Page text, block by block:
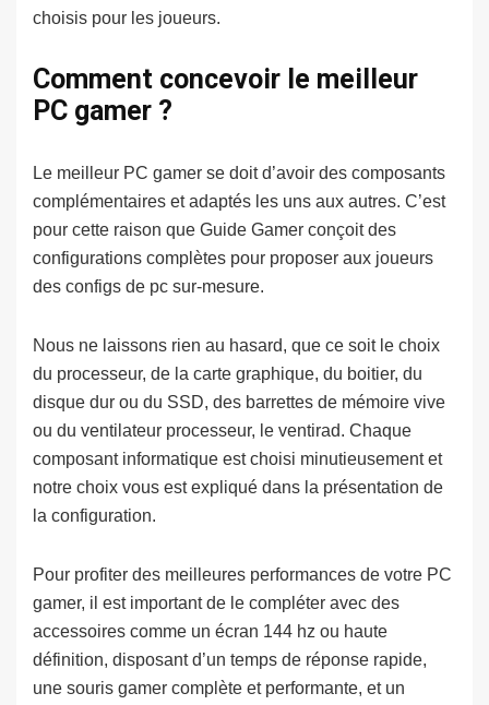
choisis pour les joueurs.
Comment concevoir le meilleur
PC gamer ?
Le meilleur PC gamer se doit d’avoir des composants
complémentaires et adaptés les uns aux autres. C’est
pour cette raison que Guide Gamer conçoit des
configurations complètes pour proposer aux joueurs
des configs de pc sur-mesure.
Nous ne laissons rien au hasard, que ce soit le choix
du processeur, de la carte graphique, du boitier, du
disque dur ou du SSD, des barrettes de mémoire vive
ou du ventilateur processeur, le ventirad. Chaque
composant informatique est choisi minutieusement et
notre choix vous est expliqué dans la présentation de
la configuration.
Pour profiter des meilleures performances de votre PC
gamer, il est important de le compléter avec des
accessoires comme un écran 144 hz ou haute
définition, disposant d’un temps de réponse rapide,
une souris gamer complète et performante, et un